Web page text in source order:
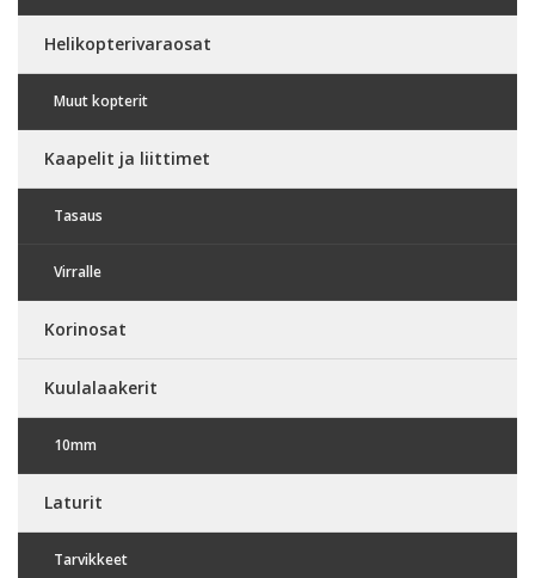
Helikopterivaraosat
Muut kopterit
Kaapelit ja liittimet
Tasaus
Virralle
Korinosat
Kuulalaakerit
10mm
Laturit
Tarvikkeet